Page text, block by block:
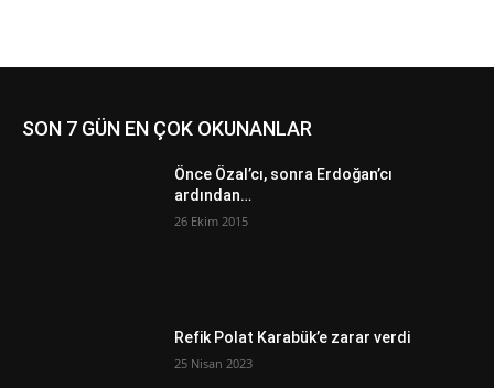
SON 7 GÜN EN ÇOK OKUNANLAR
Önce Özal’cı, sonra Erdoğan’cı
ardından…
26 Ekim 2015
Refik Polat Karabük’e zarar verdi
25 Nisan 2023